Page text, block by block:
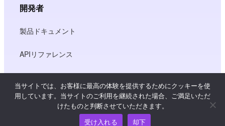
開発者
製品ドキュメント
APIリファレンス
当サイトでは、お客様に最高の体験を提供するためにクッキーを使
用しています。当サイトのご利用を継続された場合、ご満足いただ
けたものと判断させていただきます。
受け入れる
却下